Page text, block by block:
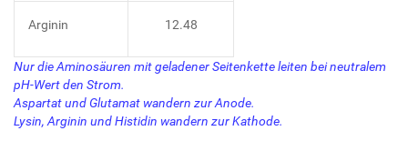
Arginin 12.48
Nur die Aminosäuren mit geladener Seitenkette leiten bei neutralem
pH-Wert den Strom.
Aspartat und Glutamat wandern zur Anode.
Lysin, Arginin und Histidin wandern zur Kathode.